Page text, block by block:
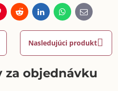
RedditLinkedInWhatsApp
E-
mail
Nasledujúci produkt
za objednávku